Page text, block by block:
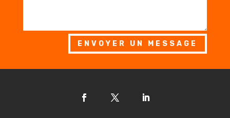
ENVOYER UN MESSAGE